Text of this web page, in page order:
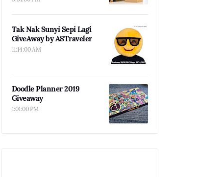
Tak Nak Sunyi Sepi Lagi
GiveAway by ASTraveler
11:14:00 AM
Doodle Planner 2019
Giveaway
1:01:00 PM